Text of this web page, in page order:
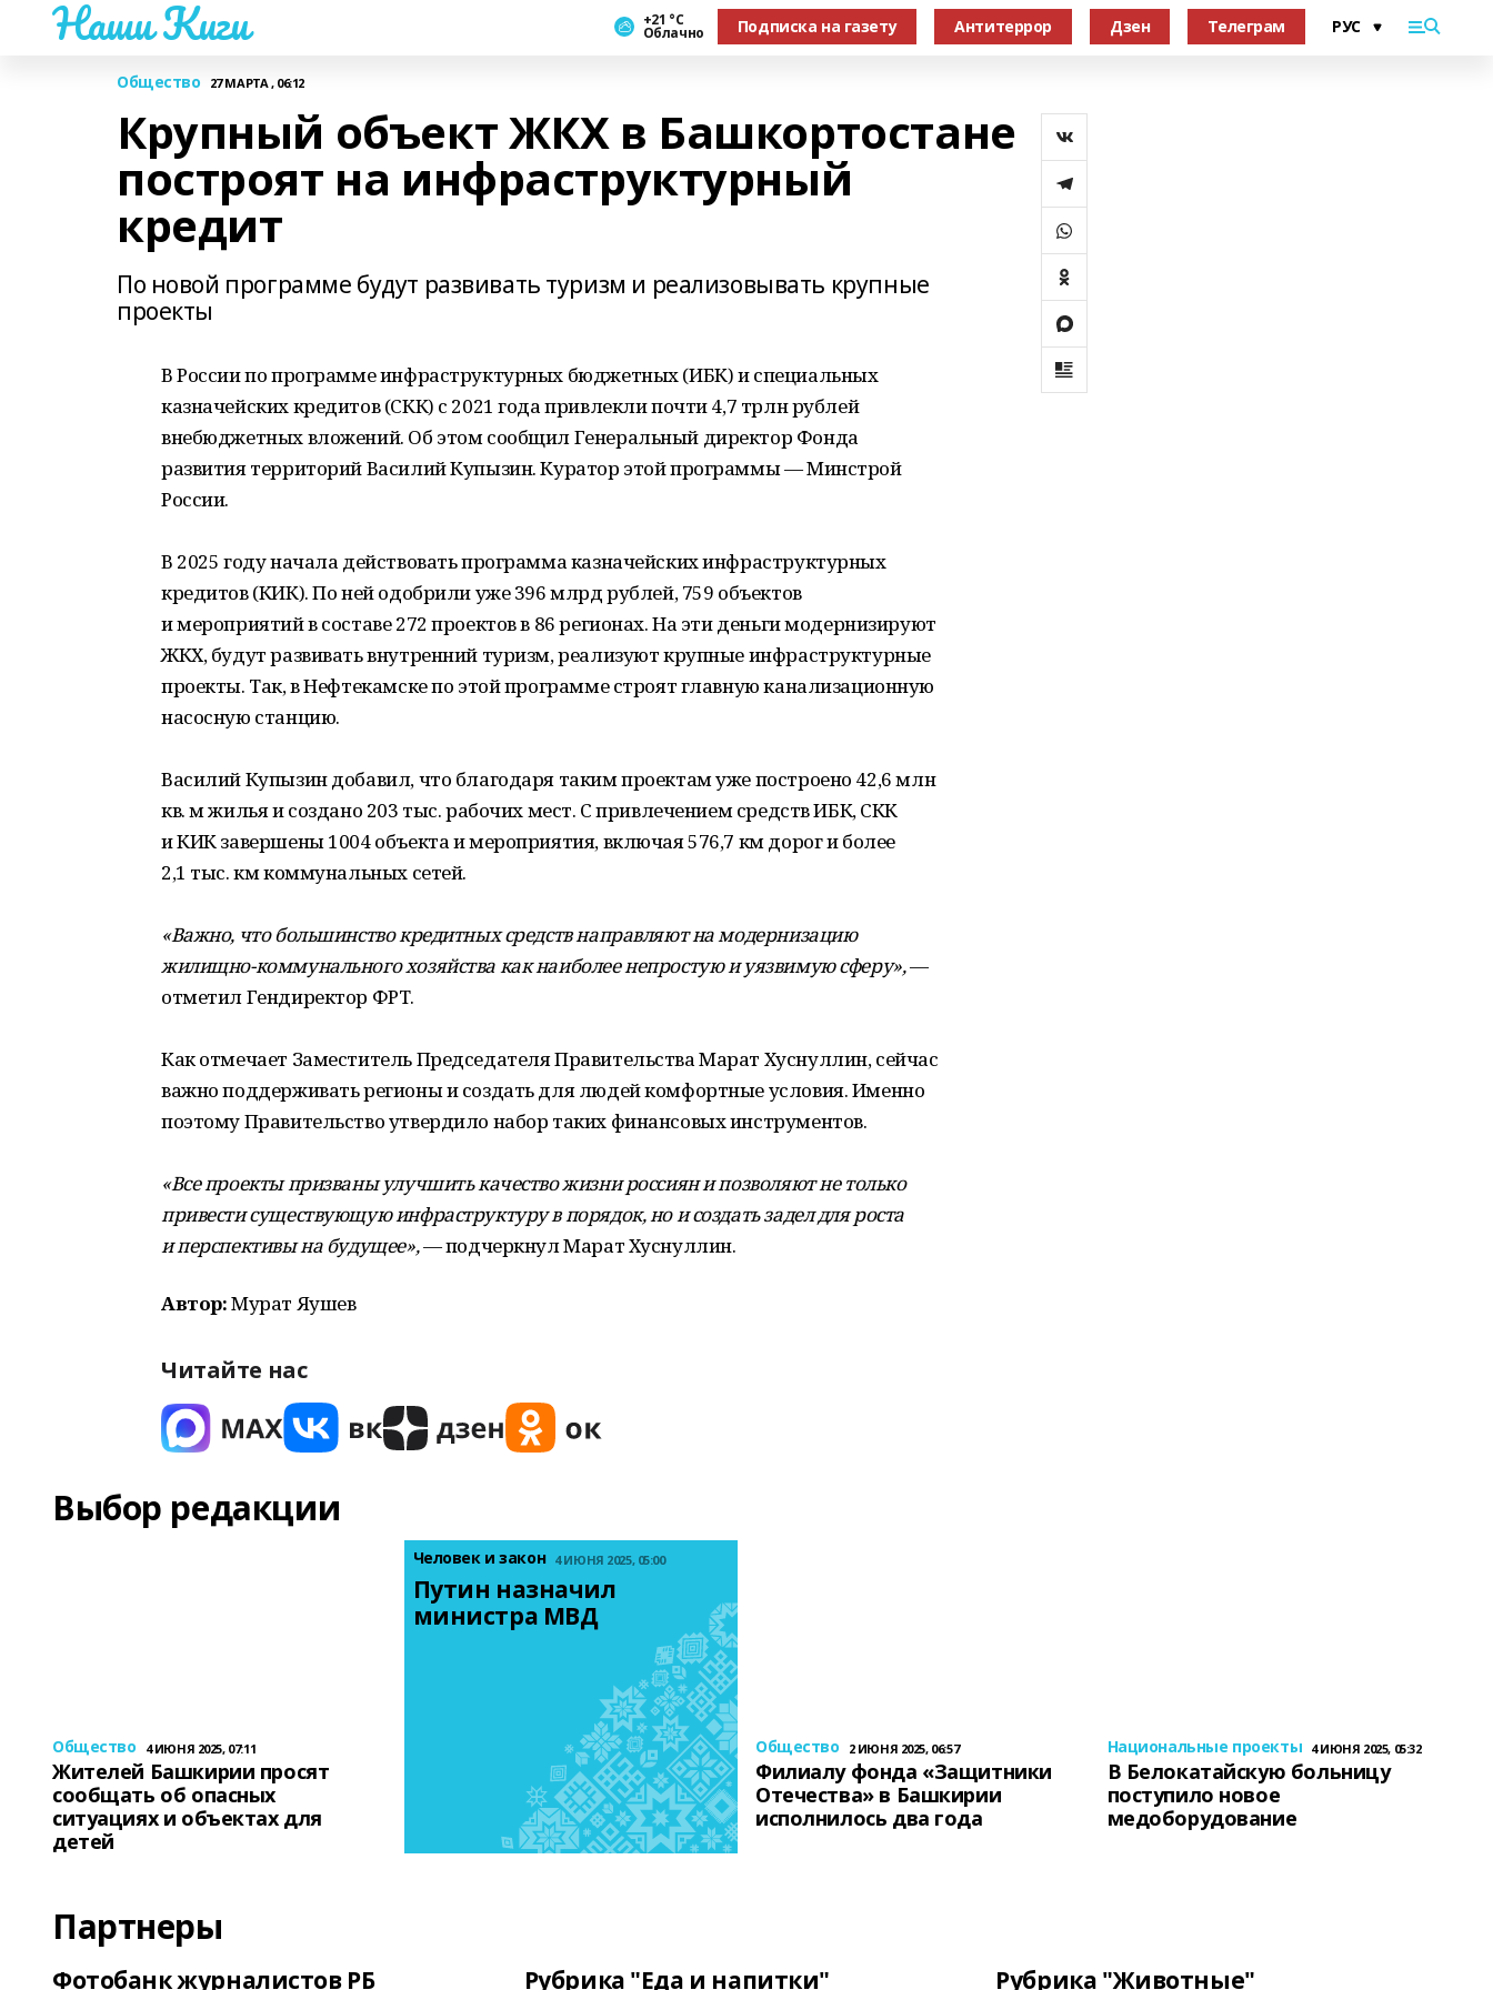
Наши Киги +21 °С
Облачно Подписка на газету Антитеррор Дзен Телеграм
Общество 27 МАРТА , 06:12
Крупный объект ЖКХ в Башкортостане
построят на инфраструктурный
кредит
По новой программе будут развивать туризм и реализовывать крупные
проекты
В России по программе инфраструктурных бюджетных (ИБК) и специальных
казначейских кредитов (СКК) с 2021 года привлекли почти 4,7 трлн рублей
внебюджетных вложений. Об этом сообщил Генеральный директор Фонда
развития территорий Василий Купызин. Куратор этой программы — Минстрой
России.
В 2025 году начала действовать программа казначейских инфраструктурных
кредитов (КИК). По ней одобрили уже 396 млрд рублей, 759 объектов
и мероприятий в составе 272 проектов в 86 регионах. На эти деньги модернизируют
ЖКХ, будут развивать внутренний туризм, реализуют крупные инфраструктурные
проекты. Так, в Нефтекамске по этой программе строят главную канализационную
насосную станцию.
Василий Купызин добавил, что благодаря таким проектам уже построено 42,6 млн
кв. м жилья и создано 203 тыс. рабочих мест. С привлечением средств ИБК, СКК
и КИК завершены 1004 объекта и мероприятия, включая 576,7 км дорог и более
2,1 тыс. км коммунальных сетей.
«Важно, что большинство кредитных средств направляют на модернизацию
жилищно-коммунального хозяйства как наиболее непростую и уязвимую сферу»,—
отметил Гендиректор ФРТ.
Как отмечает Заместитель Председателя Правительства Марат Хуснуллин, сейчас
важно поддерживать регионы и создать для людей комфортные условия. Именно
поэтому Правительство утвердило набор таких финансовых инструментов.
«Все проекты призваны улучшить качество жизни россиян и позволяют не только
привести существующую инфраструктуру в порядок, но и создать задел для роста
и перспективы на будущее»,— подчеркнул Марат Хуснуллин.
Автор:Мурат Яушев
Читайте нас
Выбор редакции
Общество 4 ИЮНЯ 2025, 07:11
Жителей Башкирии просят
сообщать об опасных
ситуациях и объектах для
детей
Человек и закон 4 ИЮНЯ 2025, 05:00
Путин назначил
министра МВД
Общество 2 ИЮНЯ 2025, 06:57
Филиалу фонда «Защитники
Отечества» в Башкирии
исполнилось два года
Национальные проекты 4 ИЮНЯ 2025, 05:32
В Белокатайскую больницу
поступило новое
медоборудование
Партнеры
Фотобанк журналистов РБ Рубрика "Еда и напитки" Рубрика "Животные"